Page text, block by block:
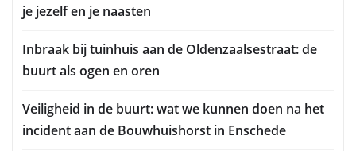
je jezelf en je naasten
Inbraak bij tuinhuis aan de Oldenzaalsestraat: de
buurt als ogen en oren
Veiligheid in de buurt: wat we kunnen doen na het
incident aan de Bouwhuishorst in Enschede